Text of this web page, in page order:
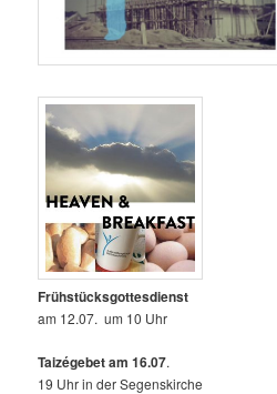
Frühstücksgottesdienst
am 12.07. um 10 Uhr
Taizégebet am 16.07.
19 Uhr in der Segenskirche